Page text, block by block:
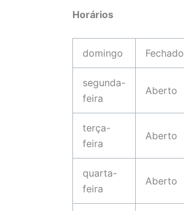
Horários
domingo Fechado
segunda-
feira
Aberto
terça-
feira
Aberto
quarta-
feira
Aberto